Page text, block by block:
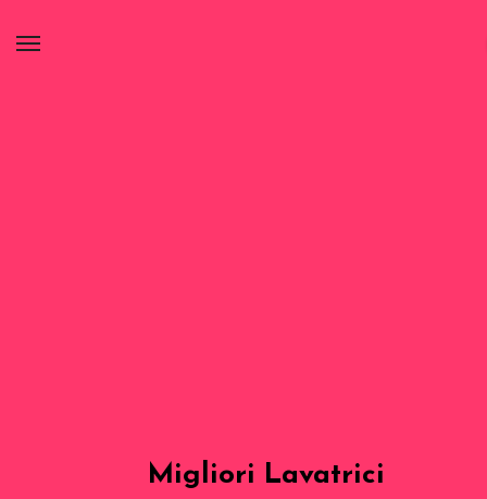
Migliori Lavatrici